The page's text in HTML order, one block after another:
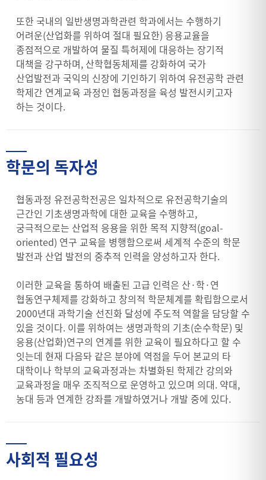
또한 국내의 일반생명과학관련 학과에서는 수행하기
어려운(산업화를 위하여 절대 필요한) 응용교율을
종점적으로 개발하여 물질 특허제에 대응하는 장기적
대책을 강구하며, 산학협동체제를 강화하여 국가
산업발전과 국익의 신장에 기인하기 위하여 유전공학 관련
학제간 연계교육 과정인 협동과정을 육성 발전시키고자
하는 것이다.
학문의 독자성
협동과정 유전공학전공은 일차적으로 유전공학기술의
근간인 기초생명과학에 대한 교육을 수행하고,
궁극적으로는 산업적 응용을 위한 목적 지향적(goal-
oriented) 연구 교육을 병행함으로써 세계적 수준의 학문
발전과 산업 발전의 중추적 인력을 양성하고자 한다.
이러한 교육을 통하여 배출된 고급 인력은 산·학·연
협동연구체제를 강화하고 창의적 학문체계를 확립함으로서
2000년대 과학기술 선진화 달성에 주도적 역할을 담당할 수
있을 것이다. 이를 위하여는 생명과학의 기초(순수학문) 및
응용(산업화)연구의 연계를 위한 교육이 필요하다고 할 수
잇는데 현재 다음돠 같은 분야에 역점을 두어 본교의 타
대학이나 학부의 교육과정과는 차별화된 학제간 강의와
교육과정을 매우 조직적으로 운영하고 있으며 의대. 약대,
농대 등과 연계한 강좌를 개발하였거나 개발 중에 있다.
사회적 필요성